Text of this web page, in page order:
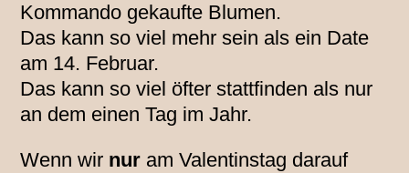
Kommando gekaufte Blumen.
Das kann so viel mehr sein als ein Date
am 14. Februar.
Das kann so viel öfter stattfinden als nur
an dem einen Tag im Jahr.
Wenn wir nur am Valentinstag darauf